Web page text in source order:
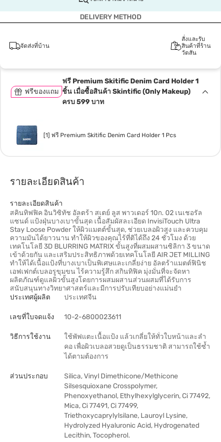
DELIVERY METHOD
จัดส่งที่บ้าน
สั่งและรับ
สินค้าที่ร้าน
วัตสัน
ฟรีของแถม
ฟรี Premium Skitific Denim Card Holder 1
ชิ้น เมื่อซื้อสินค้า Skintific (Only Makeup)
ครบ 599 บาท
[1] ฟรี Premium Skitific Denim Card Holder 1 Pcs
รายละเอียดสินค้า
รายละเอียดสินค้า
สคินทิฟฟิค อินวิซิทัช อัลตร้า สเตย์ ลูส พาวเดอร์ 10ก. 02 เนเชอรัล
แซนด์ แป้งฝุ่นบางเบาขั้นสุด เนื้อสัมผัสละเอียด InvisiTouch Ultra
Stay Loose Powder ให้ผิวแมตต์ขั้นสุด, ช่วยเบลอผิวสูง และควบคุม
ความมันได้ยาวนาน ทำให้ผิวของคุณไร้ที่ติได้ถึง 24 ชั่วโมง ด้วย
เทคโนโลยี 3D BLURRING MATRIX ขั้นสูงที่ผสมผสานซิลิกา 3 ขนาด
เข้าด้วยกัน และเสริมประสิทธิภาพด้วยเทคโนโลยี AIR JET MILLING
ทำให้ได้เนื้อแป้งที่บางเบาเป็นพิเศษและเกลี่ยง่าย อัลตร้าแมตต์ฟินิช
เอฟเฟกต์เบลอรูขุมขน ไร้ความรู้สึก สกินทิฟิค มุ่งมั่นที่จะจัดหา
ผลิตภัณฑ์ดูแลผิวขั้นสูงโดยการผสมผสานส่วนผสมที่ได้รับการ
สนับสนุนทางวิทยาศาสตร์และมีการปรับเทียบอย่างแม่นยำ
ประเทศผู้ผลิต
ประเทศจีน
เลขที่ใบจดแจ้ง 10-2-6800023611
วิธีการใช้งาน
ใช้พัฟแตะเนื้อแป้ง แล้วเกลี่ยให้ทั่วใบหน้าและลำ
คอ เพื่อผิวเบลอสวยดูเป็นธรรมชาติ สามารถใช้ซ้ำ
ได้ตามต้องการ
ส่วนประกอบ
Silica, Vinyl Dimethicone/Methicone
Silsesquioxane Crosspolymer,
Phenoxyethanol, Ethylhexylglycerin, Ci 77492,
Mica, Ci 77491, Ci 77499,
Triethoxycaprylylsilane, Lauroyl Lysine,
Hydrolyzed Hyaluronic Acid, Hydrogenated
Lecithin, Tocopherol.